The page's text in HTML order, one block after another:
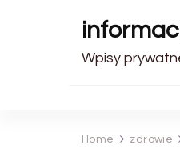
Wpisy
Home zdrowie